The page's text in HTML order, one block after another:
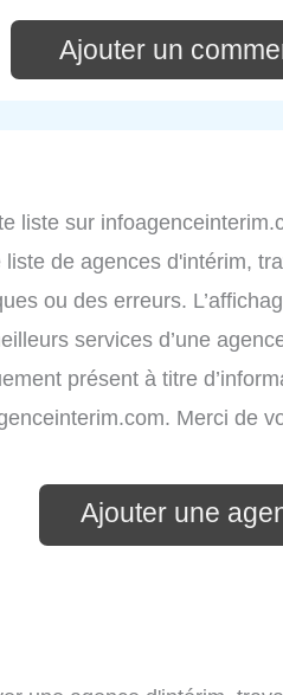
Ajouter un
liste sur
liste de agences d'intérim,
ou des erreurs.
services d’une
présent à titre
Merci de
Ajouter une